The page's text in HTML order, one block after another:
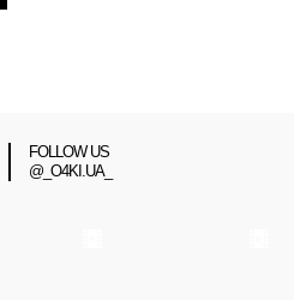
FOLLOW US
@_O4KI.UA_